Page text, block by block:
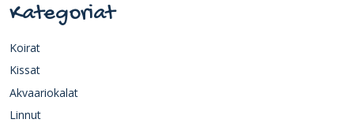
Kategoriat
Koirat
Kissat
Akvaariokalat
Linnut